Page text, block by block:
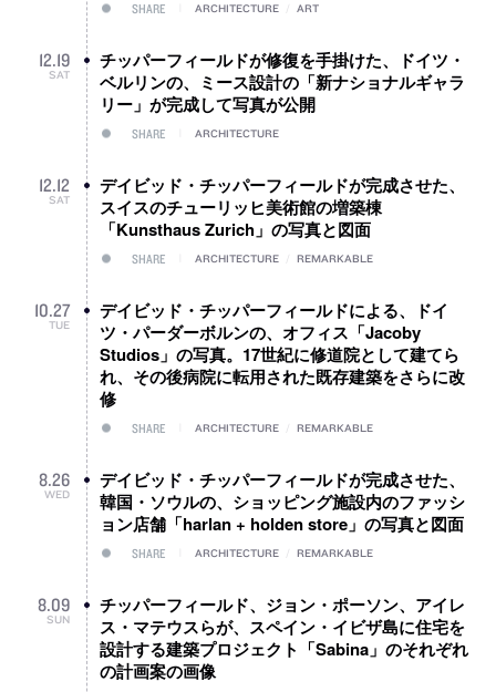
SHARE ARCHITECTURE ART
12.19
SAT
チッパーフィールドが修復を手掛けた、ドイツ・
ベルリンの、ミース設計の「新ナショナルギャラ
リー」が完成して写真が公開
SHARE ARCHITECTURE
12.12
SAT
デイビッド・チッパーフィールドが完成させた、
スイスのチューリッヒ美術館の増築棟
「Kunsthaus Zurich」の写真と図面
SHARE ARCHITECTURE REMARKABLE
10.27
TUE
デイビッド・チッパーフィールドによる、ドイ
ツ・パーダーボルンの、オフィス「Jacoby
Studios」の写真。17世紀に修道院として建てら
れ、その後病院に転用された既存建築をさらに改
修
SHARE ARCHITECTURE REMARKABLE
8.26
WED
デイビッド・チッパーフィールドが完成させた、
韓国・ソウルの、ショッピング施設内のファッシ
ョン店舗「harlan + holden store」の写真と図面
SHARE ARCHITECTURE REMARKABLE
8.09
SUN
チッパーフィールド、ジョン・ポーソン、アイレ
ス・マテウスらが、スペイン・イビザ島に住宅を
設計する建築プロジェクト「Sabina」のそれぞれ
の計画案の画像